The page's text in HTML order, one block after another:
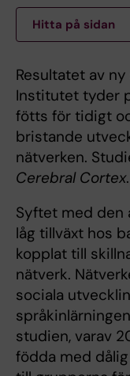
Hitta på sidan
Resultatet av
Institutet tyder
fötts för tidigt
bristande
nätverken.
Cerebral Cortex.
Syftet med den
låg tillväxt hos
kopplat till
nätverk.
sociala
studien, varav
födda med